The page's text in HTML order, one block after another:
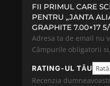
FII PRIMUL CARE
PENTRU „JANTA
GRAPHITE 7.00×17 5/
Adresa ta de email nu
Câmpurile obligatorii
RATING-UL TĂU
Recenzia